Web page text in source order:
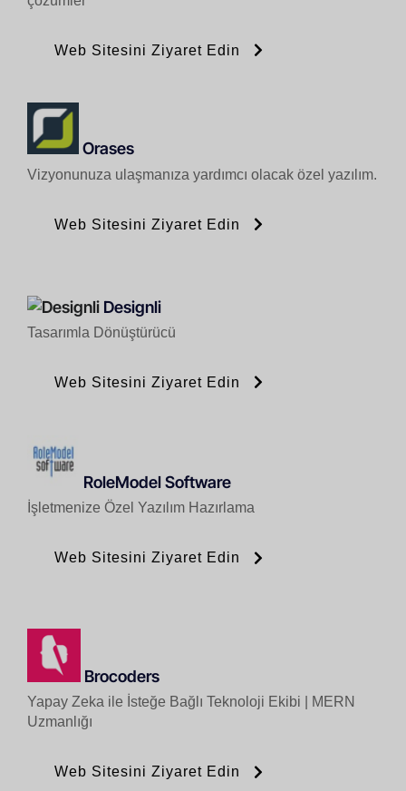
Web Sitesini Ziyaret Edin
Orases
Vizyonunuza ulaşmanıza yardımcı olacak özel yazılım.
Web Sitesini Ziyaret Edin
Designli
Tasarımla Dönüştürücü
Web Sitesini Ziyaret Edin
RoleModel Software
İşletmenize Özel Yazılım Hazırlama
Web Sitesini Ziyaret Edin
Brocoders
Yapay Zeka ile İsteğe Bağlı Teknoloji Ekibi | MERN
Uzmanlığı
Web Sitesini Ziyaret Edin